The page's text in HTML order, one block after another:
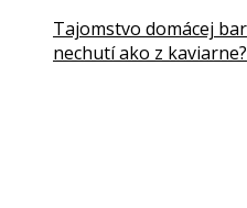
Tajomstvo domácej
nechutí ako z kaviarne?